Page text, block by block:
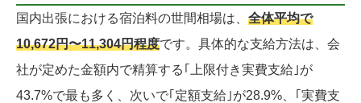
国内出張における宿泊料の世間相場は、 全体平均で
10,672円〜11,304円程度です。具体的な支給方法は、会
社が定めた金額内で精算する｢上限付き実費支給｣が
43.7%で最も多く、次いで｢定額支給｣が28.9%、｢実費支